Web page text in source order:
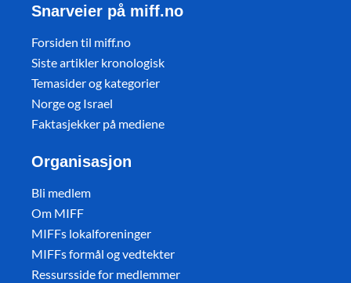
Snarveier på miff.no
Forsiden til miff.no
Siste artikler kronologisk
Temasider og kategorier
Norge og Israel
Faktasjekker på mediene
Organisasjon
Bli medlem
Om MIFF
MIFFs lokalforeninger
MIFFs formål og vedtekter
Ressursside for medlemmer